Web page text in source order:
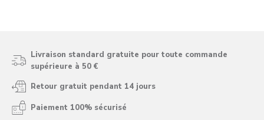
Livraison standard gratuite pour toute commande
supérieure à 50 €
Retour gratuit pendant 14 jours
Paiement 100% sécurisé